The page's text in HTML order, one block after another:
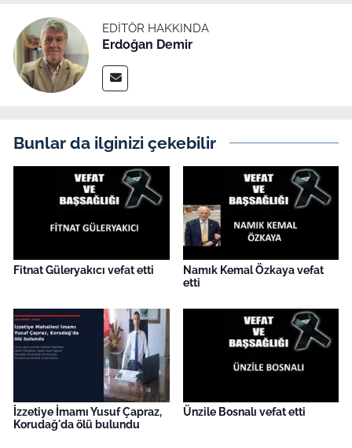
EDITÖR HAKKINDA
Erdoğan Demir
Bunlar da ilginizi çekebilir
Fitnat Güleryakıcı vefat etti
Namık Kemal Özkaya vefat
etti
İzzetiye İmamı Yusuf Çapraz,
Korudağ'da ölü bulundu
Ünzile Bosnalı vefat etti
İş Dünyası
Bilim Teknoloji
Canlı Maç
Finans